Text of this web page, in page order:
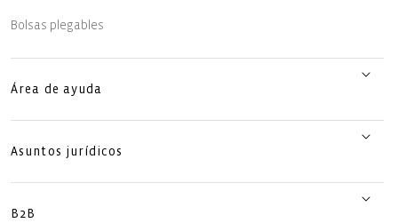
Bolsas plegables
Área de ayuda
Asuntos jurídicos
B2B